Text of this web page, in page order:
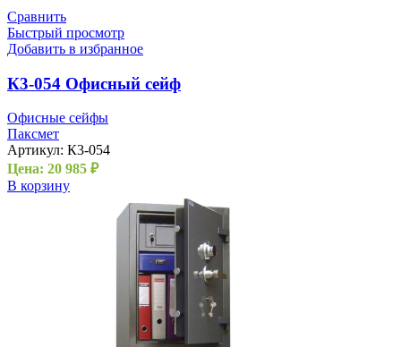
Сравнить
Быстрый просмотр
Добавить в избранное
К3-054 Офисный сейф
Офисные сейфы
Паксмет
Артикул: К3-054
Цена: 20 985 ₽
В корзину